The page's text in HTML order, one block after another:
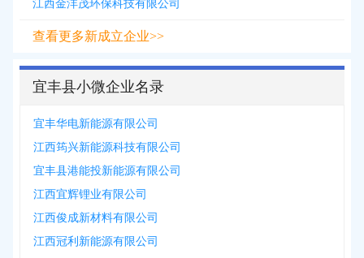
江西金沣茂环保科技有限公司
查看更多新成立企业>>
宜丰县小微企业名录
宜丰华电新能源有限公司
江西筠兴新能源科技有限公司
宜丰县港能投新能源有限公司
江西宜辉锂业有限公司
江西俊成新材料有限公司
江西冠利新能源有限公司